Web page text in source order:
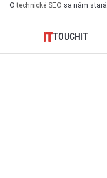
Otechnické SEO sa nám stará
TOUCHIT